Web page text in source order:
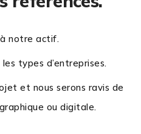
notre actif.
types d’entreprises.
et nous serons ravis de
ou digitale.